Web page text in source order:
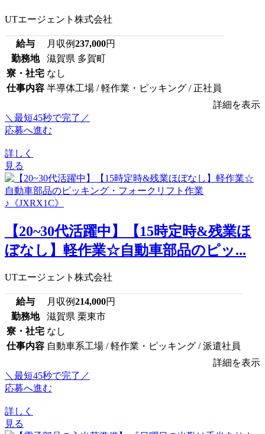
UTエージェント株式会社
給与 月収例237,000円
勤務地
滋賀県 多賀町
寮・社宅 なし
仕事内容 半導体工場 / 軽作業・ピッキング / 正社員
詳細を表示
＼最短45秒で完了／
応募へ進む
詳しく
見る
【20~30代活躍中】【15時定時&残業ほ
ぼなし】軽作業☆自動車部品のピッ...
UTエージェント株式会社
給与 月収例214,000円
勤務地
滋賀県 栗東市
寮・社宅 なし
仕事内容 自動車系工場 / 軽作業・ピッキング / 派遣社員
詳細を表示
＼最短45秒で完了／
応募へ進む
詳しく
見る